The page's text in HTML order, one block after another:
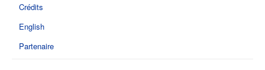
Crédits
English
Partenaire